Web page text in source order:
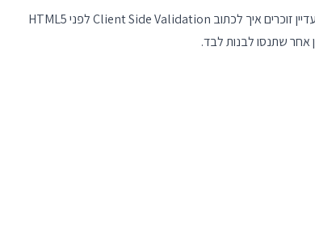
התמיכה קיימת בכל הדפדפנים המובילים כולל IE10. מתכנתי ווב שעדיין זוכרים איך לכתוב Client Side Validation לפני HTML5
אחר שתנסו לבנות לבד.